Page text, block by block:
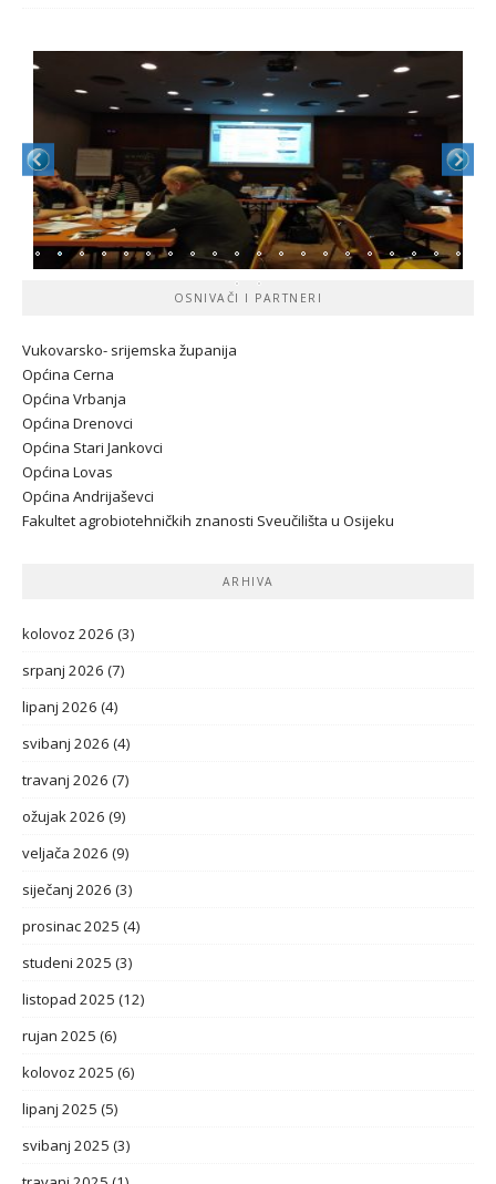
OSNIVAČI I PARTNERI
Vukovarsko- srijemska županija
Općina Cerna
Općina Vrbanja
Općina Drenovci
Općina Stari Jankovci
Općina Lovas
Općina Andrijaševci
Fakultet agrobiotehničkih znanosti Sveučilišta u Osijeku
ARHIVA
kolovoz 2026 (3)
srpanj 2026 (7)
lipanj 2026 (4)
svibanj 2026 (4)
travanj 2026 (7)
ožujak 2026 (9)
veljača 2026 (9)
siječanj 2026 (3)
prosinac 2025 (4)
studeni 2025 (3)
listopad 2025 (12)
rujan 2025 (6)
kolovoz 2025 (6)
lipanj 2025 (5)
svibanj 2025 (3)